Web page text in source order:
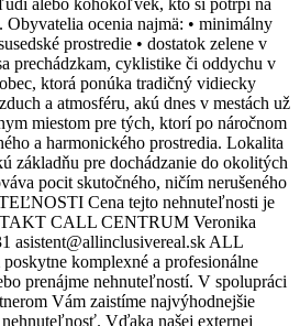
alebo kohokoľvek, kto si potrpí na
Obyvatelia ocenia najmä: • minimálny
prostredie • dostatok zelene v
prechádzkam, cyklistike či oddychu v
ktorá ponúka tradičný vidiecky
a atmosféru, akú dnes v mestách už
miestom pre tých, ktorí po náročnom
a harmonického prostredia. Lokalita
základňu pre dochádzanie do okolitých
pocit skutočného, ničím nerušeného
Cena tejto nehnuteľnosti je
CALL CENTRUM Veronika
asistent@allinclusivereal.sk ALL
komplexné a profesionálne
prenájme nehnuteľností. V spolupráci
Vám zaistíme najvýhodnejšie
Vďaka našej externej